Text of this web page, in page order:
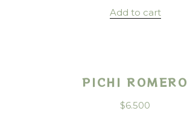
Add to cart
PICHI ROMERO
$6.500